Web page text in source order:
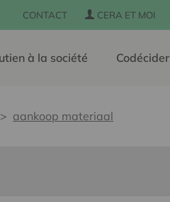
CONTACT CERA ET MOI
à la société Codécider
aankoop materiaal